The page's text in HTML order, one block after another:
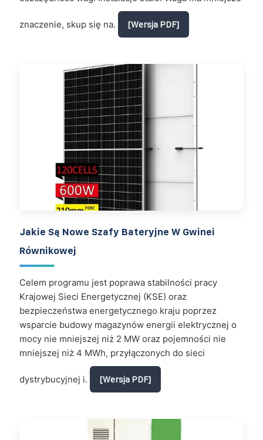
znaczenie, skup się na. [Wersja PDF]
Jakie Są Nowe Szafy Bateryjne W Gwinei
Równikowej
Celem programu jest poprawa stabilności pracy
Krajowej Sieci Energetycznej (KSE) oraz
bezpieczeństwa energetycznego kraju poprzez
wsparcie budowy magazynów energii elektrycznej o
mocy nie mniejszej niż 2 MW oraz pojemności nie
mniejszej niż 4 MWh, przyłączonych do sieci
dystrybucyjnej i. [Wersja PDF]